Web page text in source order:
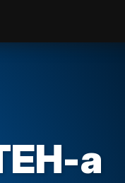
a